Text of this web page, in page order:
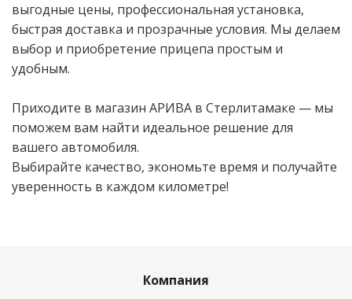
выгодные цены, профессиональная установка,
быстрая доставка и прозрачные условия. Мы делаем
выбор и приобретение прицепа простым и
удобным.
Приходите в магазин АРИВА в Стерлитамаке — мы
поможем вам найти идеальное решение для
вашего автомобиля.
Выбирайте качество, экономьте время и получайте
уверенность в каждом километре!
Компания